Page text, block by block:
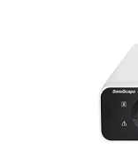
Сервисное